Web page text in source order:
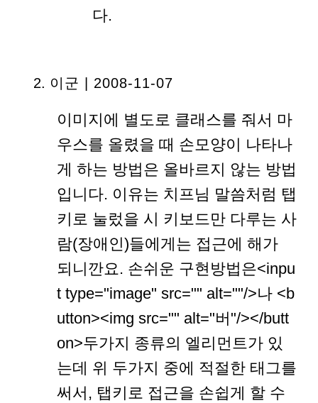
다.
이군 | 2008-11-07
이미지에 별도로 클래스를 줘서 마
우스를 올렸을 때 손모양이 나타나
게 하는 방법은 올바르지 않는 방법
입니다. 이유는 치프님 말씀처럼 탭
키로 눌렀을 시 키보드만 다루는 사
람(장애인)들에게는 접근에 해가
되니깐요. 손쉬운 구현방법은<inpu
t type="image" src="" alt=""/>나 <b
utton><img src="" alt="버"/></butt
on>두가지 종류의 엘리먼트가 있
는데 위 두가지 중에 적절한 태그를
써서, 탭키로 접근을 손쉽게 할 수